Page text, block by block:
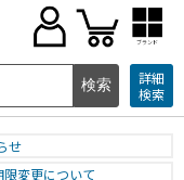
ブランド
詳細
検索
せ
変更について